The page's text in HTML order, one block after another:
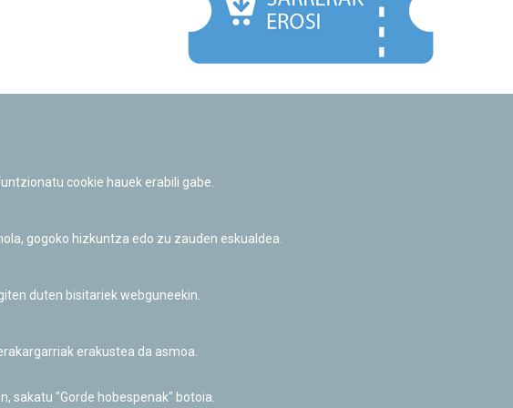
Informazio publikoa eskatzeko baimena
cookie hauek erabili gabe.
gogoko hizkuntza edo zu zauden eskualdea.
duten bisitariek webguneekin.
erakustea da asmoa.
sakatu "Gorde hobespenak" botoia.